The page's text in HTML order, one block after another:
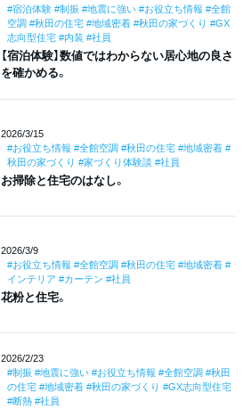
#宿泊体験 #制振 #地震に強い #お役立ち情報 #全館
空調 #秋田の住宅 #地域密着 #秋田の家づくり #GX
志向型住宅 #内装 #社員
【宿泊体験】数値ではわからない居心地の良さ
を確かめる。
2026/3/15
#お役立ち情報 #全館空調 #秋田の住宅 #地域密着 #
秋田の家づくり #家づくり体験談 #社員
お掃除と住宅のはなし。
2026/3/9
#お役立ち情報 #全館空調 #秋田の住宅 #地域密着 #
インテリア #カーテン #社員
花粉と住宅。
2026/2/23
#制振 #地震に強い #お役立ち情報 #全館空調 #秋田
の住宅 #地域密着 #秋田の家づくり #GX志向型住宅
#断熱 #社員